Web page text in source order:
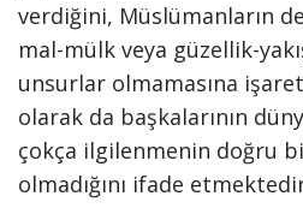
verdiğini, Müslümanların
mal-mülk veya güzellik-
unsurlar olmamasına
olarak da başkalarının
çokça ilgilenmenin doğru
olmadığını ifade